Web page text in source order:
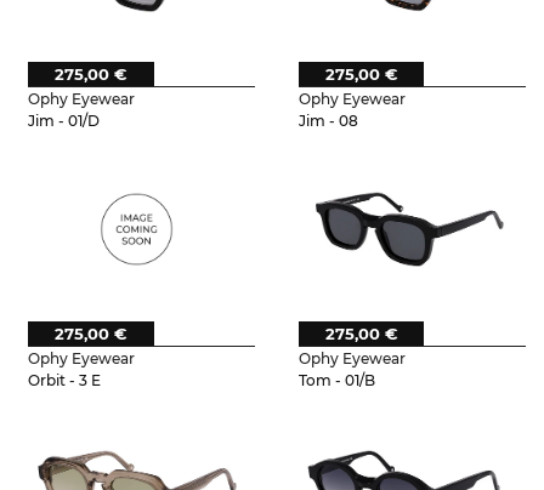
Ophy Eyewear
Jim - 01/D
275,00 €
Ophy Eyewear
Jim - 08
275,00 €
Ophy Eyewear
Orbit - 3 E
275,00 €
Ophy Eyewear
Tom - 01/B
275,00 €